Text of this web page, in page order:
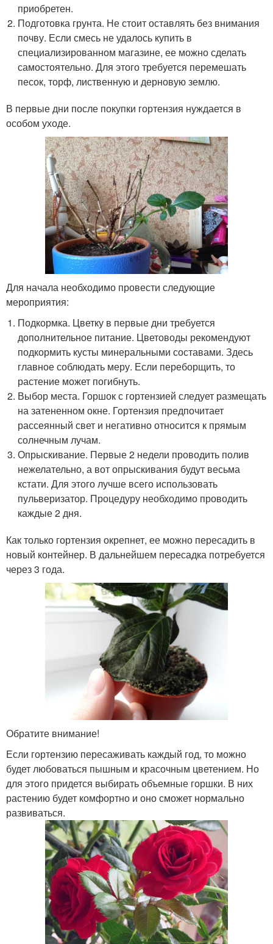
приобретен.
Подготовка грунта. Не стоит оставлять без внимания
почву. Если смесь не удалось купить в
специализированном магазине, ее можно сделать
самостоятельно. Для этого требуется перемешать
песок, торф, лиственную и дерновую землю.
В первые дни после покупки гортензия нуждается в
особом уходе.
Для начала необходимо провести следующие
мероприятия:
Подкормка. Цветку в первые дни требуется
дополнительное питание. Цветоводы рекомендуют
подкормить кусты минеральными составами. Здесь
главное соблюдать меру. Если переборщить, то
растение может погибнуть.
Выбор места. Горшок с гортензией следует размещать
на затененном окне. Гортензия предпочитает
рассеянный свет и негативно относится к прямым
солнечным лучам.
Опрыскивание. Первые 2 недели проводить полив
нежелательно, а вот опрыскивания будут весьма
кстати. Для этого лучше всего использовать
пульверизатор. Процедуру необходимо проводить
каждые 2 дня.
Как только гортензия окрепнет, ее можно пересадить в
новый контейнер. В дальнейшем пересадка потребуется
через 3 года.
Обратите внимание!
Если гортензию пересаживать каждый год, то можно
будет любоваться пышным и красочным цветением. Но
для этого придется выбирать объемные горшки. В них
растению будет комфортно и оно сможет нормально
развиваться.